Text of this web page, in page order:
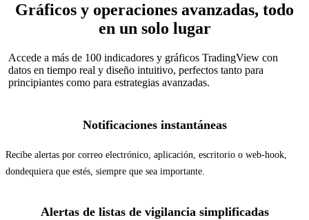
Gráficos y operaciones avanzadas, todo
en un solo lugar
Accede a más de 100 indicadores y gráficos TradingView con
datos en tiempo real y diseño intuitivo, perfectos tanto para
principiantes como para estrategias avanzadas.
Notificaciones instantáneas
Recibe alertas por correo electrónico, aplicación, escritorio o web-hook,
dondequiera que estés, siempre que sea importante.
Alertas de listas de vigilancia simplificadas